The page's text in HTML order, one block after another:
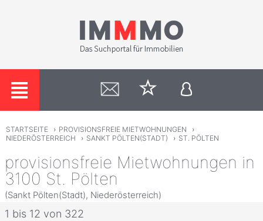
STARTSEITE › PROVISIONSFREIE MIETWOHNUNGEN
›
NIEDERÖSTERREICH
› SANKT PÖLTEN(STADT) › ST. PÖLTEN
provisionsfreie Mietwohnungen in
3100 St. Pölten
(Sankt Pölten(Stadt), Niederösterreich)
1 bis 12 von 322